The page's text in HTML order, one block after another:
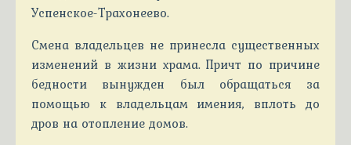
Успенское-Трахонеево.
Смена владельцев не принесла существенных
изменений в жизни храма. Причт по причине
бедности вынужден был обращаться за
помощью к владельцам имения, вплоть до
дров на отопление домов.